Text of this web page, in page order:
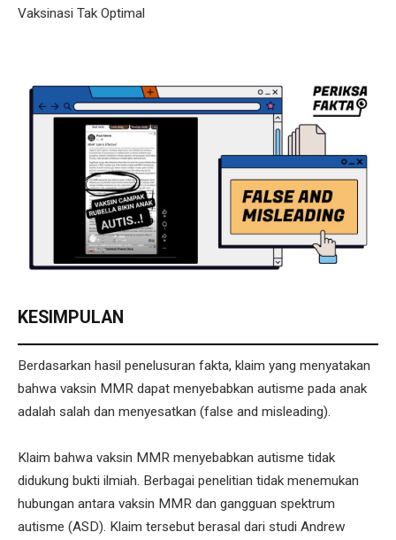
Vaksinasi Tak Optimal
KESIMPULAN
Berdasarkan hasil penelusuran fakta, klaim yang menyatakan
bahwa vaksin MMR dapat menyebabkan autisme pada anak
adalah salah dan menyesatkan (false and misleading).
Klaim bahwa vaksin MMR menyebabkan autisme tidak
didukung bukti ilmiah. Berbagai penelitian tidak menemukan
hubungan antara vaksin MMR dan gangguan spektrum
autisme (ASD). Klaim tersebut berasal dari studi Andrew